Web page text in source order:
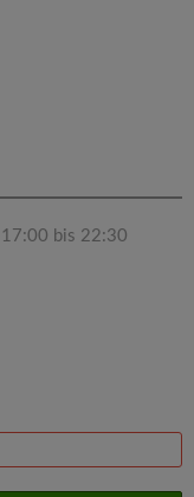
17:00 bis 22:30